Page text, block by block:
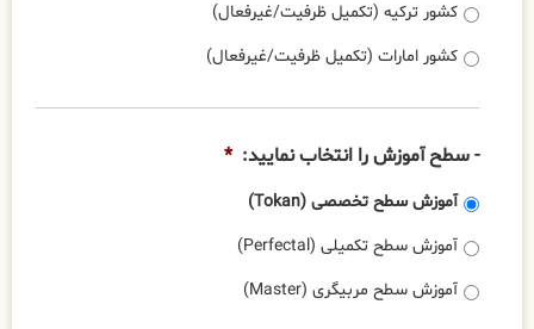
کشور ترکیه (تکمیل ظرفیت/غیرفعال)
کشور امارات (تکمیل ظرفیت/غیرفعال)
- سطح آموزش را انتخاب نمایید: *
آموزش سطح تخصصی (Tokan)
آموزش سطح تکمیلی (Perfectal)
آموزش سطح مربیگری (Master)